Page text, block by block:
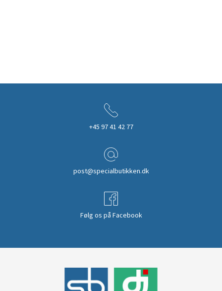
+45 97 41 42 77
post@specialbutikken.dk
Følg os på Facebook